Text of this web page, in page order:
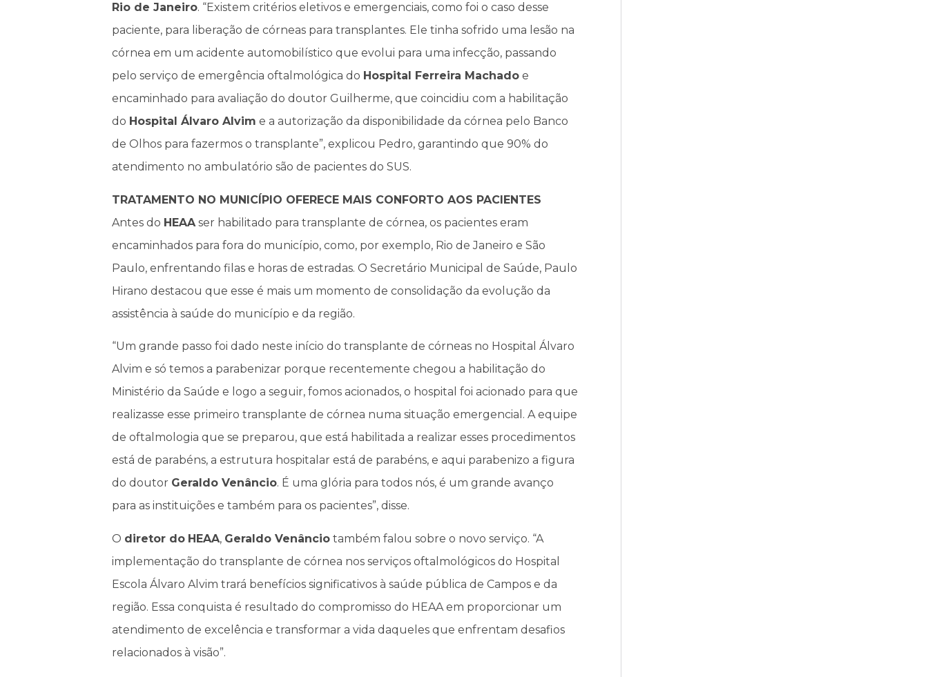
Rio de Janeiro. “Existem critérios eletivos e emergenciais, como foi o caso desse
paciente, para liberação de córneas para transplantes. Ele tinha sofrido uma lesão na
córnea em um acidente automobilístico que evolui para uma infecção, passando
pelo serviço de emergência oftalmológica do Hospital Ferreira Machado e
encaminhado para avaliação do doutor Guilherme, que coincidiu com a habilitação
do Hospital Álvaro Alvim e a autorização da disponibilidade da córnea pelo Banco
de Olhos para fazermos o transplante”, explicou Pedro, garantindo que 90% do
atendimento no ambulatório são de pacientes do SUS.
TRATAMENTO NO MUNICÍPIO OFERECE MAIS CONFORTO AOS PACIENTES
Antes do HEAA ser habilitado para transplante de córnea, os pacientes eram
encaminhados para fora do município, como, por exemplo, Rio de Janeiro e São
Paulo, enfrentando filas e horas de estradas. O Secretário Municipal de Saúde, Paulo
Hirano destacou que esse é mais um momento de consolidação da evolução da
assistência à saúde do município e da região.
“Um grande passo foi dado neste início do transplante de córneas no Hospital Álvaro
Alvim e só temos a parabenizar porque recentemente chegou a habilitação do
Ministério da Saúde e logo a seguir, fomos acionados, o hospital foi acionado para que
realizasse esse primeiro transplante de córnea numa situação emergencial. A equipe
de oftalmologia que se preparou, que está habilitada a realizar esses procedimentos
está de parabéns, a estrutura hospitalar está de parabéns, e aqui parabenizo a figura
do doutor Geraldo Venâncio. É uma glória para todos nós, é um grande avanço
para as instituições e também para os pacientes”, disse.
O diretor do HEAA, Geraldo Venâncio também falou sobre o novo serviço. “A
implementação do transplante de córnea nos serviços oftalmológicos do Hospital
Escola Álvaro Alvim trará benefícios significativos à saúde pública de Campos e da
região. Essa conquista é resultado do compromisso do HEAA em proporcionar um
atendimento de excelência e transformar a vida daqueles que enfrentam desafios
relacionados à visão”.